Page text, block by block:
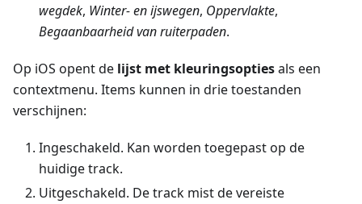
wegdek, Winter- en ijswegen, Oppervlakte,
Begaanbaarheid van ruiterpaden.
Op iOS opent de lijst met kleuringsoptiesals een
contextmenu. Items kunnen in drie toestanden
verschijnen:
Ingeschakeld. Kan worden toegepast op de
huidige track.
Uitgeschakeld. De track mist de vereiste